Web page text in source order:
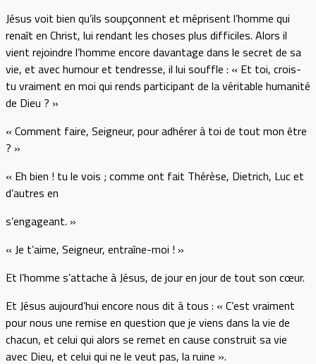
Jésus voit bien qu’ils soupçonnent et méprisent l’homme qui
renaît en Christ, lui rendant les choses plus difficiles. Alors il
vient rejoindre l’homme encore davantage dans le secret de sa
vie, et avec humour et tendresse, il lui souffle : « Et toi, crois-
tu vraiment en moi qui rends participant de la véritable humanité
de Dieu ? »
« Comment faire, Seigneur, pour adhérer à toi de tout mon être
? »
« Eh bien ! tu le vois ; comme ont fait Thérèse, Dietrich, Luc et
d’autres en
s’engageant. »
« Je t’aime, Seigneur, entraîne-moi ! »
Et l’homme s’attache à Jésus, de jour en jour de tout son cœur.
Et Jésus aujourd’hui encore nous dit à tous : « C’est vraiment
pour nous une remise en question que je viens dans la vie de
chacun, et celui qui alors se remet en cause construit sa vie
avec Dieu, et celui qui ne le veut pas, la ruine ».